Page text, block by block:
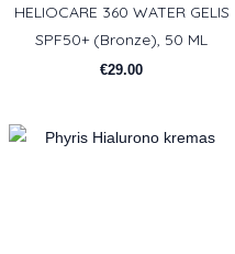
HELIOCARE 360 WATER GELIS
SPF50+ (Bronze), 50 ML
€29.00